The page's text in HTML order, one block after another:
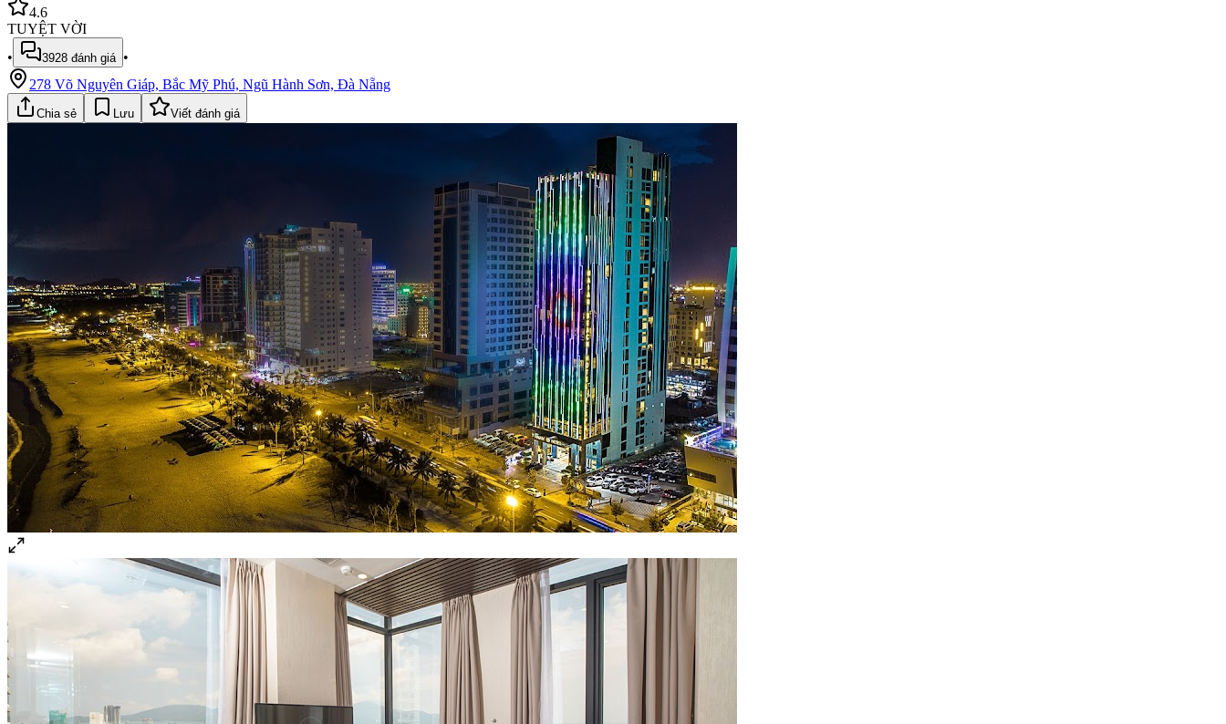
4.6
TUYỆT VỜI
•
3928 đánh giá •
278 Võ Nguyên Giáp, Bắc Mỹ Phú, Ngũ Hành Sơn, Đà Nẵng
Chia sẻ Lưu Viết đánh giá